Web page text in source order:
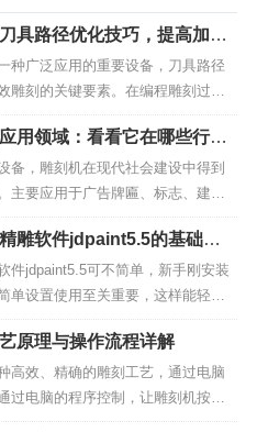
具路径优化技巧，提高加工
种广泛应用的重要设备，刀具路径
雕刻的关键要素。在编程雕刻过程
排和优化刀具路径，既可以提高加
也可以降低刀具成本。以下是一些
技巧：合理的刀具路径规划在编程
保合理...
用领域：看看它在哪些行业
用
备，雕刻机在现代社会建设中得到
主要应用于广告牌匾、标志、建筑
、木工业加工，有机玻璃工艺，印
具制作等行业。下面将分别介绍这
意义。广告牌匾、标志、建筑模
共设施建...
雕软件jdpaint5.5的基础设
件jdpaint5.5可不简单，新手刚安装
单设置使用至关重要，这样能轻松
体验。作为一位精雕jdpaint软件的
我将向大家分享该软件的基础设置
置打开文件菜单，找到系统设置...
原理与操作流程详解
高效、精确的雕刻工艺，通过电脑
过电脑的程序控制，让雕刻机按照
具，在加工材料上雕刻出需要的图